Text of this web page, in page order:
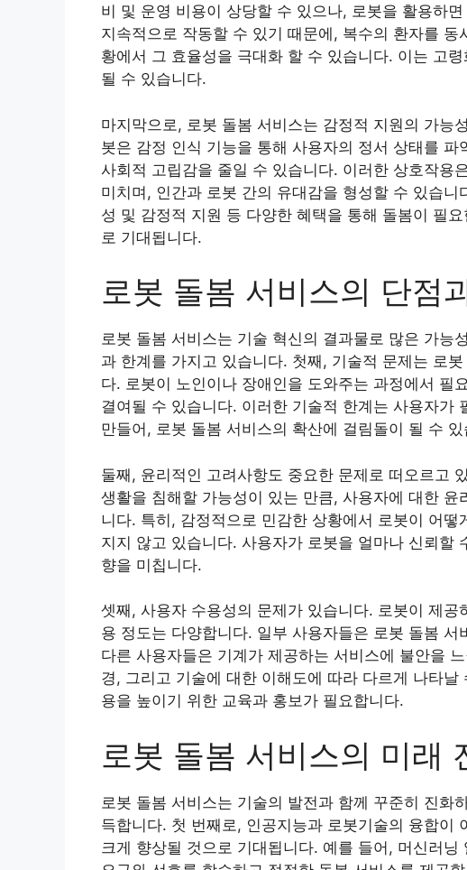
비 및 운영 비용이 상당할 수 있으나, 로봇을 활용하
지속적으로 작동할 수 있기 때문에, 복수의 환자를
황에서 그 효율성을 극대화 할 수 있습니다. 이는 고
될 수 있습니다.
마지막으로, 로봇 돌봄 서비스는 감정적 지원의 가능
봇은 감정 인식 기능을 통해 사용자의 정서 상태를
사회적 고립감을 줄일 수 있습니다. 이러한 상호작용
미치며, 인간과 로봇 간의 유대감을 형성할 수 있습
성 및 감정적 지원 등 다양한 혜택을 통해 돌봄이 필
로 기대됩니다.
로봇 돌봄 서비스의 단점
로봇 돌봄 서비스는 기술 혁신의 결과물로 많은 가능
과 한계를 가지고 있습니다. 첫째, 기술적 문제는 로
다. 로봇이 노인이나 장애인을 도와주는 과정에서 필
결여될 수 있습니다. 이러한 기술적 한계는 사용자가
만들어, 로봇 돌봄 서비스의 확산에 걸림돌이 될 수 있
둘째, 윤리적인 고려사항도 중요한 문제로 떠오르고
생활을 침해할 가능성이 있는 만큼, 사용자에 대한
니다. 특히, 감정적으로 민감한 상황에서 로봇이 어
지지 않고 있습니다. 사용자가 로봇을 얼마나 신뢰할
향을 미칩니다.
셋째, 사용자 수용성의 문제가 있습니다. 로봇이 제
용 정도는 다양합니다. 일부 사용자들은 로봇 돌봄
다른 사용자들은 기계가 제공하는 서비스에 불안을
경, 그리고 기술에 대한 이해도에 따라 다르게 나타
용을 높이기 위한 교육과 홍보가 필요합니다.
로봇 돌봄 서비스의 미래
로봇 돌봄 서비스는 기술의 발전과 함께 꾸준히 진화
득합니다. 첫 번째로, 인공지능과 로봇기술의 융합이
크게 향상될 것으로 기대됩니다. 예를 들어, 머신러